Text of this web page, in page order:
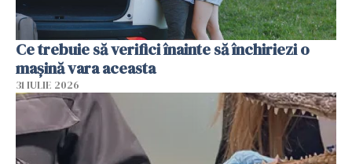
Ce trebuie să verifici înainte să închiriezi o
mașină vara aceasta
31 IULIE 2026